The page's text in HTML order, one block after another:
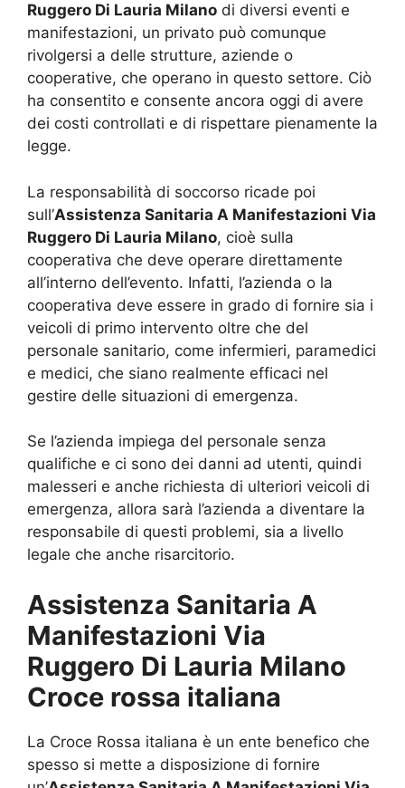
Ruggero Di Lauria Milano di diversi eventi e
manifestazioni, un privato può comunque
rivolgersi a delle strutture, aziende o
cooperative, che operano in questo settore. Ciò
ha consentito e consente ancora oggi di avere
dei costi controllati e di rispettare pienamente la
legge.
La responsabilità di soccorso ricade poi
sull’Assistenza Sanitaria A Manifestazioni Via
Ruggero Di Lauria Milano, cioè sulla
cooperativa che deve operare direttamente
all’interno dell’evento. Infatti, l’azienda o la
cooperativa deve essere in grado di fornire sia i
veicoli di primo intervento oltre che del
personale sanitario, come infermieri, paramedici
e medici, che siano realmente efficaci nel
gestire delle situazioni di emergenza.
Se l’azienda impiega del personale senza
qualifiche e ci sono dei danni ad utenti, quindi
malesseri e anche richiesta di ulteriori veicoli di
emergenza, allora sarà l’azienda a diventare la
responsabile di questi problemi, sia a livello
legale che anche risarcitorio.
Assistenza Sanitaria A
Manifestazioni Via
Ruggero Di Lauria Milano
Croce rossa italiana
La Croce Rossa italiana è un ente benefico che
spesso si mette a disposizione di fornire